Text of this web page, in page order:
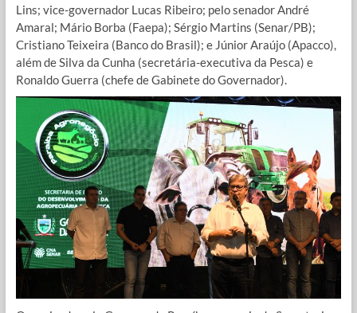
Lins; vice-governador Lucas Ribeiro; pelo senador André
Amaral; Mário Borba (Faepa); Sérgio Martins (Senar/PB);
Cristiano Teixeira (Banco do Brasil); e Júnior Araújo (Apacco),
além de Silva da Cunha (secretária-executiva da Pesca) e
Ronaldo Guerra (chefe de Gabinete do Governador).